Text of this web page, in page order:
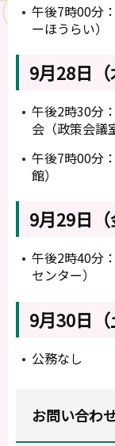
午後7時00分
ーほうらい）
9月28日（
午後2時30分
会（政策会議
午後7時00分
館）
9月29日（
午後2時40分
センター）
9月30日（
公務なし
お問い合わ